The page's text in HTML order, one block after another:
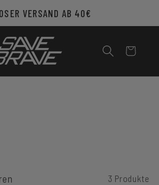
VERSAND AB 40€
Warenkorb
3 Produkte